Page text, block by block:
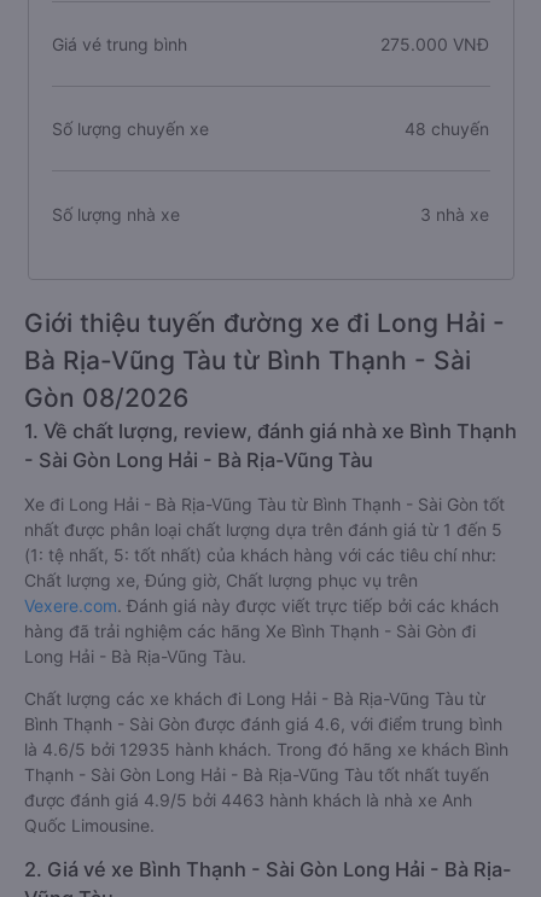
Giá vé trung bình 275.000 VNĐ
Số lượng chuyến xe 48 chuyến
Số lượng nhà xe 3 nhà xe
Giới thiệu tuyến đường xe đi Long Hải -
Bà Rịa-Vũng Tàu từ Bình Thạnh - Sài
Gòn 08/2026
1. Về chất lượng, review, đánh giá nhà xe Bình Thạnh
- Sài Gòn Long Hải - Bà Rịa-Vũng Tàu
Xe đi Long Hải - Bà Rịa-Vũng Tàu từ Bình Thạnh - Sài Gòn tốt
nhất được phân loại chất lượng dựa trên đánh giá từ 1 đến 5
(1: tệ nhất, 5: tốt nhất) của khách hàng với các tiêu chí như:
Chất lượng xe, Đúng giờ, Chất lượng phục vụ trên
Vexere.com. Đánh giá này được viết trực tiếp bởi các khách
hàng đã trải nghiệm các hãng Xe Bình Thạnh - Sài Gòn đi
Long Hải - Bà Rịa-Vũng Tàu.
Chất lượng các xe khách đi Long Hải - Bà Rịa-Vũng Tàu từ
Bình Thạnh - Sài Gòn được đánh giá 4.6, với điểm trung bình
là 4.6/5 bởi 12935 hành khách. Trong đó hãng xe khách Bình
Thạnh - Sài Gòn Long Hải - Bà Rịa-Vũng Tàu tốt nhất tuyến
được đánh giá 4.9/5 bởi 4463 hành khách là nhà xe Anh
Quốc Limousine.
2. Giá vé xe Bình Thạnh - Sài Gòn Long Hải - Bà Rịa-